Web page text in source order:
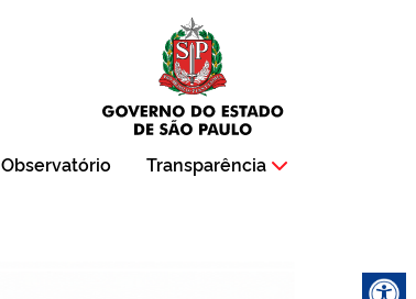
Observatório Transparência